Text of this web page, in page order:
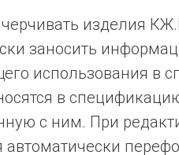
изделия
заносить
использования в
в
с ним. При